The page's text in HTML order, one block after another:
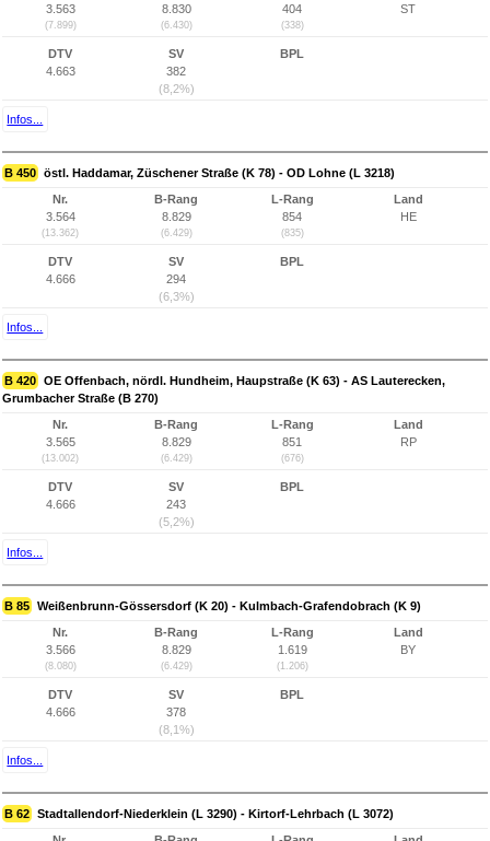
3.563
(7.899)
8.830
(6.430)
404
(338)
ST
DTV
4.663
SV
382
(8,2%)
BPL
Infos...
B 450 östl. Haddamar, Züschener Straße (K 78) - OD Lohne (L 3218)
Nr.
3.564
(13.362)
B-Rang
8.829
(6.429)
L-Rang
854
(835)
Land
HE
DTV
4.666
SV
294
(6,3%)
BPL
Infos...
B 420 OE Offenbach, nördl. Hundheim, Haupstraße (K 63) - AS Lauterecken,
Grumbacher Straße (B 270)
Nr.
3.565
(13.002)
B-Rang
8.829
(6.429)
L-Rang
851
(676)
Land
RP
DTV
4.666
SV
243
(5,2%)
BPL
Infos...
B 85 Weißenbrunn-Gössersdorf (K 20) - Kulmbach-Grafendobrach (K 9)
Nr.
3.566
(8.080)
B-Rang
8.829
(6.429)
L-Rang
1.619
(1.206)
Land
BY
DTV
4.666
SV
378
(8,1%)
BPL
Infos...
B 62 Stadtallendorf-Niederklein (L 3290) - Kirtorf-Lehrbach (L 3072)